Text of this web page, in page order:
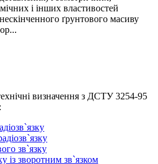
і інших властивостей
ґрунтового масиву
визначення з ДСТУ 3254-95
зв`язку
із зворотним зв`язком